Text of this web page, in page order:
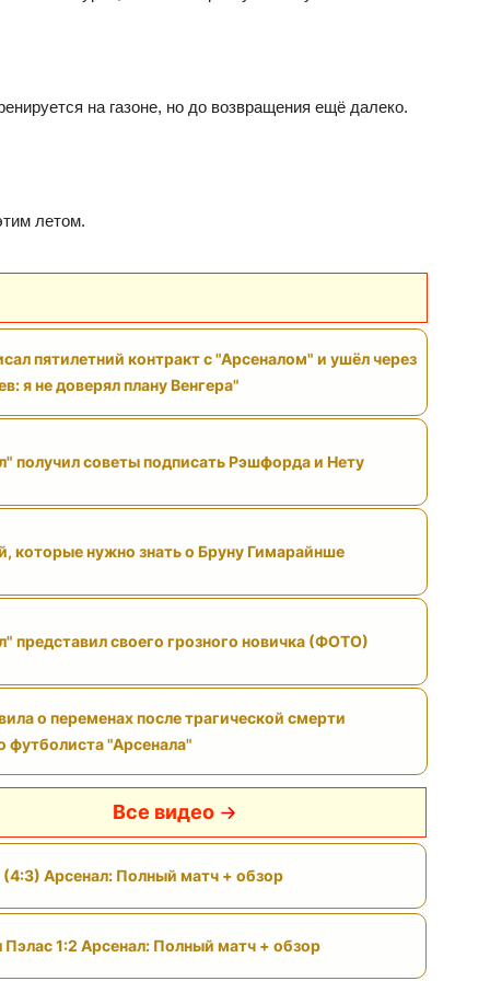
на газоне, но до возвращения ещё далеко.
летом.
пятилетний контракт с "Арсеналом" и ушёл через
я не доверял плану Венгера"
получил советы подписать Рэшфорда и Нету
которые нужно знать о Бруну Гимарайнше
представил своего грозного новичка (ФОТО)
о переменах после трагической смерти
футболиста "Арсенала"
Все видео
Арсенал: Полный матч + обзор
Пэлас 1:2 Арсенал: Полный матч + обзор